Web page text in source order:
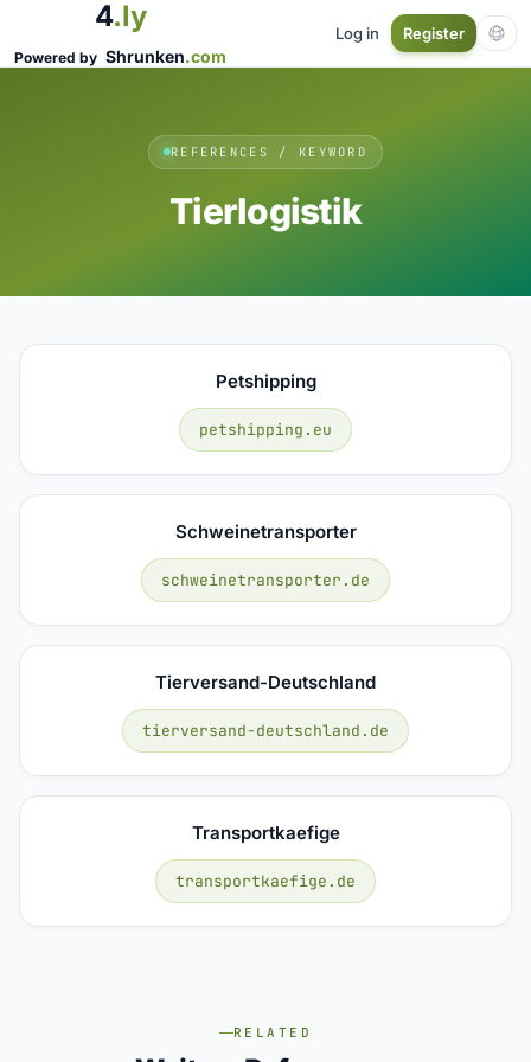
4.ly
Powered by Shrunken.com
Log in Register
REFERENCES / KEYWORD
Tierlogistik
Petshipping
petshipping.eu
Schweinetransporter
schweinetransporter.de
Tierversand-Deutschland
tierversand-deutschland.de
Transportkaefige
transportkaefige.de
RELATED